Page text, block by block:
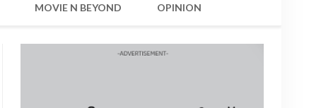
MOVIE N BEYOND OPINION